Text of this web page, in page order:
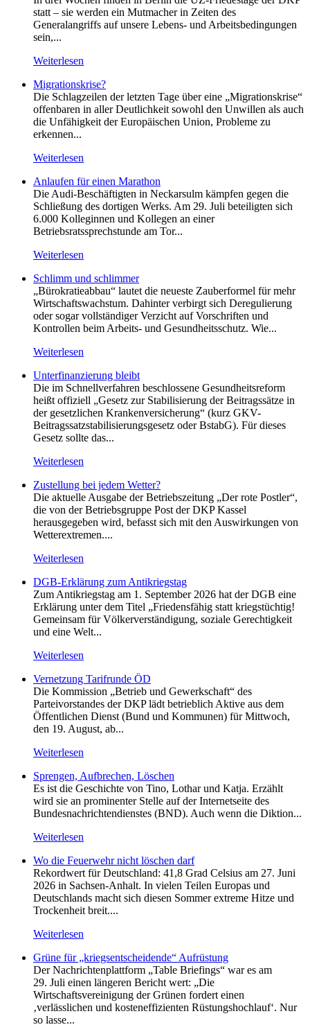
statt – sie werden ein Mutmacher in Zeiten des
Generalangriffs auf unsere Lebens- und Arbeitsbedingungen
sein,...
Weiterlesen
Migrationskrise?
Die Schlagzeilen der letzten Tage über eine „Migrationskrise“
offenbaren in aller Deutlichkeit sowohl den Unwillen als auch
die Unfähigkeit der Europäischen Union, Probleme zu
erkennen...
Weiterlesen
Anlaufen für einen Marathon
Die Audi-Beschäftigten in Neckarsulm kämpfen gegen die
Schließung des dortigen Werks. Am 29. Juli beteiligten sich
6.000 Kolleginnen und Kollegen an einer
Betriebsratssprechstunde am Tor...
Weiterlesen
Schlimm und schlimmer
„Bürokratieabbau“ lautet die neueste Zauberformel für mehr
Wirtschaftswachstum. Dahinter verbirgt sich Deregulierung
oder sogar vollständiger Verzicht auf Vorschriften und
Kontrollen beim Arbeits- und Gesundheitsschutz. Wie...
Weiterlesen
Unterfinanzierung bleibt
Die im Schnellverfahren beschlossene Gesundheitsreform
heißt offiziell „Gesetz zur Stabilisierung der Beitragssätze in
der gesetzlichen Krankenversicherung“ (kurz GKV-
Beitragssatzstabilisierungsgesetz oder BstabG). Für dieses
Gesetz sollte das...
Weiterlesen
Zustellung bei jedem Wetter?
Die aktuelle Ausgabe der Betriebszeitung „Der rote Postler“,
die von der Betriebsgruppe Post der DKP Kassel
herausgegeben wird, befasst sich mit den Auswirkungen von
Wetterextremen....
Weiterlesen
DGB-Erklärung zum Antikriegstag
Zum Antikriegstag am 1. September 2026 hat der DGB eine
Erklärung unter dem Titel „Friedensfähig statt kriegstüchtig!
Gemeinsam für Völkerverständigung, soziale Gerechtigkeit
und eine Welt...
Weiterlesen
Vernetzung Tarifrunde ÖD
Die Kommission „Betrieb und Gewerkschaft“ des
Parteivorstandes der DKP lädt betrieblich Aktive aus dem
Öffentlichen Dienst (Bund und Kommunen) für Mittwoch,
den 19. August, ab...
Weiterlesen
Sprengen, Aufbrechen, Löschen
Es ist die Geschichte von Tino, Lothar und Katja. Erzählt
wird sie an prominenter Stelle auf der Internetseite des
Bundesnachrichtendienstes (BND). Auch wenn die Diktion...
Weiterlesen
Wo die Feuerwehr nicht löschen darf
Rekordwert für Deutschland: 41,8 Grad Celsius am 27. Juni
2026 in Sachsen-Anhalt. In vielen Teilen Europas und
Deutschlands macht sich diesen Sommer extreme Hitze und
Trockenheit breit....
Weiterlesen
Grüne für „kriegsentscheidende“ Aufrüstung
Der Nachrichtenplattform „Table Briefings“ war es am
29. Juli einen längeren Bericht wert: „Die
Wirtschaftsvereinigung der Grünen fordert einen
‚verlässlichen und kosteneffizienten Rüstungshochlauf‘. Nur
so lasse...